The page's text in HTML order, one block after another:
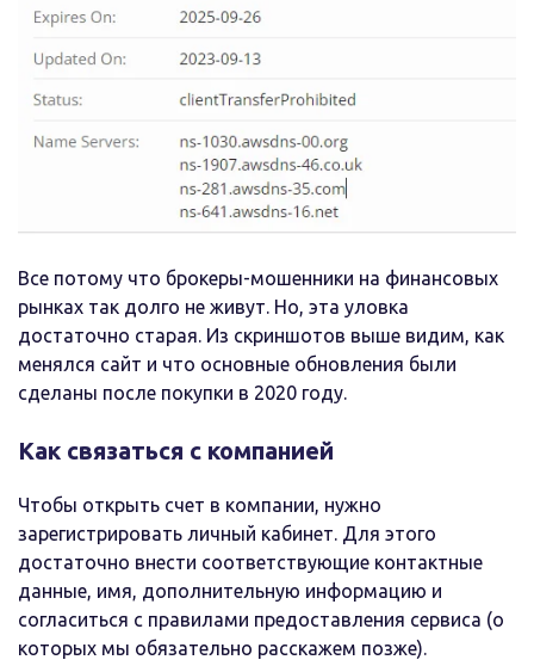
Все потому что брокеры-мошенники на финансовых
рынках так долго не живут. Но, эта уловка
достаточно старая. Из скриншотов выше видим, как
менялся сайт и что основные обновления были
сделаны после покупки в 2020 году.
Как связаться с компанией
Чтобы открыть счет в компании, нужно
зарегистрировать личный кабинет. Для этого
достаточно внести соответствующие контактные
данные, имя, дополнительную информацию и
согласиться с правилами предоставления сервиса (о
которых мы обязательно расскажем позже).